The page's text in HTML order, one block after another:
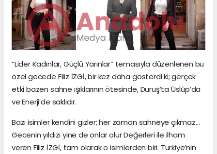
“Lider Kadınlar, Güçlü Yarınlar” temasıyla düzenlenen bu
özel gecede Filiz İZGİ, bir kez daha gösterdi ki; gerçek
etki bazen sahne ışıklarının ötesinde, Duruş’ta Üslûp’da
ve Enerji’de saklıdır.
Bazı isimler kendini gizler; her zaman sahneye çıkmaz…
Gecenin yıldızı yine de onlar olur Değerleri ile ilham
veren Filiz İZGİ, tam olarak o isimlerden biri. Türkiye’nin